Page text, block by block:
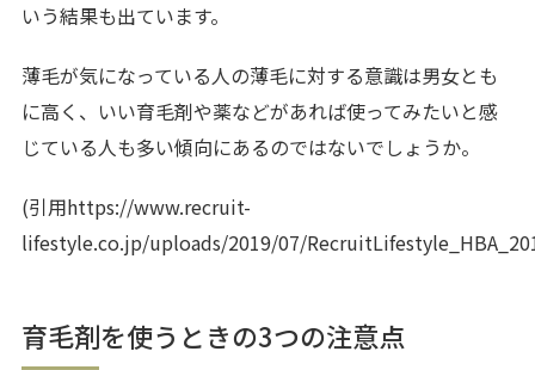
いう結果も出ています。
薄毛が気になっている人の薄毛に対する意識は男女とも
に高く、いい育毛剤や薬などがあれば使ってみたいと感
じている人も多い傾向にあるのではないでしょうか。
(引用https://www.recruit-
lifestyle.co.jp/uploads/2019/07/
育毛剤を使うときの3つの注意点